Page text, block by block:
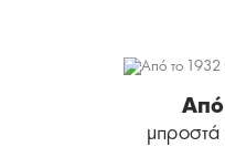
Από
μπροστά